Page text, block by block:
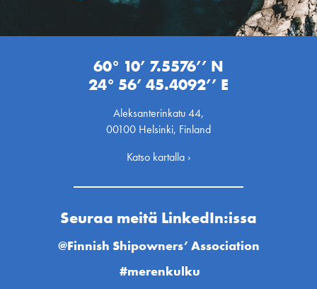
60° 10’ 7.5576’’ N
24° 56’ 45.4092’’ E
Aleksanterinkatu 44,
00100 Helsinki, Finland
Katso kartalla ›
Seuraa meitä LinkedIn:issa
@Finnish Shipowners’ Association
#merenkulku